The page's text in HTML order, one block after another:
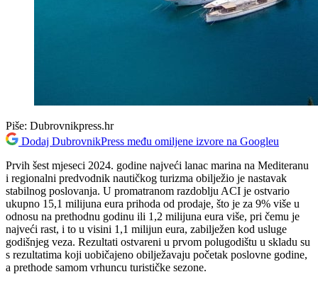
Piše: Dubrovnikpress.hr
Dodaj DubrovnikPress među omiljene izvore na Googleu
Prvih šest mjeseci 2024. godine najveći lanac marina na Mediteranu
i regionalni predvodnik nautičkog turizma obilježio je nastavak
stabilnog poslovanja. U promatranom razdoblju ACI je ostvario
ukupno 15,1 milijuna eura prihoda od prodaje, što je za 9% više u
odnosu na prethodnu godinu ili 1,2 milijuna eura više, pri čemu je
najveći rast, i to u visini 1,1 milijun eura, zabilježen kod usluge
godišnjeg veza. Rezultati ostvareni u prvom polugodištu u skladu su
s rezultatima koji uobičajeno obilježavaju početak poslovne godine,
a prethode samom vrhuncu turističke sezone.